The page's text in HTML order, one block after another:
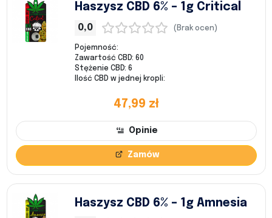
Haszysz CBD 6% – 1g Critical
0,0 (Brak ocen)
Pojemność:
Zawartość CBD: 60
Stężenie CBD: 6
Ilość CBD w jednej kropli:
47,99 zł
Opinie
Zamów
Haszysz CBD 6% – 1g Amnesia